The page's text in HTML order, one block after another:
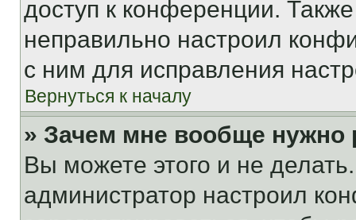
доступ к конференции.
неправильно настроил
с ним для исправления
Вернуться к началу
» Зачем мне вообще нужно
Вы можете этого и не
администратор настроил